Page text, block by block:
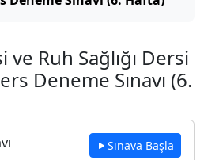
Ruh Sağlığı Dersi
Deneme Sınavı (6.
Sınava Başla